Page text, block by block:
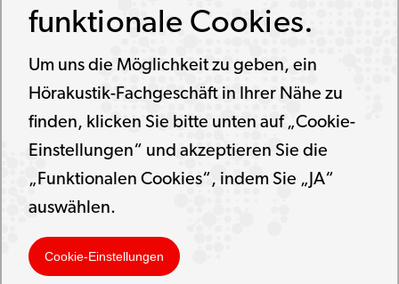
funktionale Cookies.
Um uns die Möglichkeit zu geben, ein
Hörakustik-Fachgeschäft in Ihrer Nähe zu
finden, klicken Sie bitte unten auf „Cookie-
Einstellungen“ und akzeptieren Sie die
„Funktionalen Cookies“, indem Sie „JA“
auswählen.
Cookie-Einstellungen